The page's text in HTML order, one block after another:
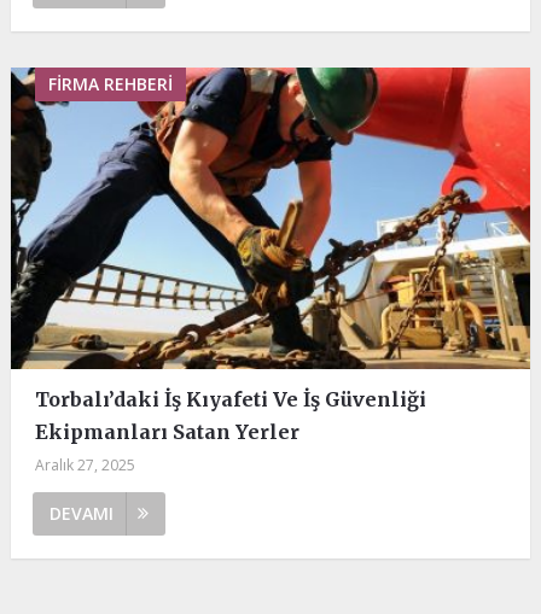
FIRMA REHBERI
Torbalı’daki İş Kıyafeti Ve İş Güvenliği
Ekipmanları Satan Yerler
Aralık 27, 2025
DEVAMI